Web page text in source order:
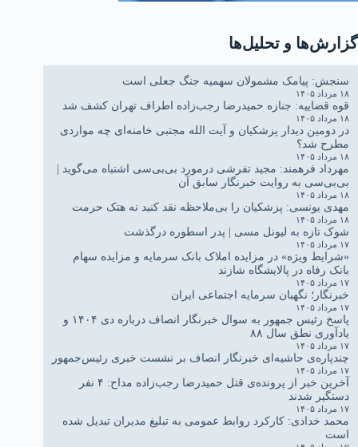
گزارش‌ها و تحلیل‌ها
سنجش: پیامک مشمولان سهمیه جنگ جعلی است
۱۸ مرداد ۱۴۰۵
قوه قضاییه: جنازه حمیدرضا رجب‌زاده اطراف تهران کشف شد
۱۸ مرداد ۱۴۰۵
در دومین دیدار پزشکیان و آیت الله مجتبی خامنه‌ای چه مواردی
مطرح شد؟
۱۸ مرداد ۱۴۰۵
مهرداد فرهمند: مجید تفرشی درمورد بی‌بی‌سی اشتباه می‌گوید |
بی‌بی‌سی به روایت خبرنگار سابق آن
۱۸ مرداد ۱۴۰۵
مهدی یونسی: پزشکیان را بی‌ملاحظه نقد کنید نه هتک حرمت
۱۸ مرداد ۱۴۰۵
شوک تازه به لیونل مسی | پدر اسطوره درگذشت
۱۷ مرداد ۱۴۰۵
«شرایط ویژه» در مزایده املاک بانک سرمایه و مزایده سهام
بانک رفاه در پالایشگاه شازند
۱۷ مرداد ۱۴۰۵
خبرنگار؛ نگهبان سرمایه اجتماعی ایران
۱۷ مرداد ۱۴۰۵
پاسخ رئیس جمهور به سوال خبرنگار انصاف درباره دی ۱۴۰۴ و
یادآوری نطق سال ۸۸
۱۷ مرداد ۱۴۰۵
چندپاره‌ی حاشیه‌ای خبرنگار انصاف بر نشست خبری رئیس‌جمهور
۱۷ مرداد ۱۴۰۵
آخرین خبر از پرونده‌ی قتل حمیدرضا رجب‌زاده مداح: ۴ نفر
دستگیر شدند
۱۷ مرداد ۱۴۰۵
محمد خدادی: کارکرد روابط عمومی به تبلیغ مدیران تبدیل شده
است